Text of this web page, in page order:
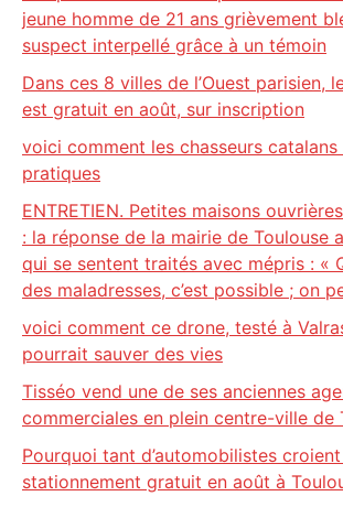
jeune homme de 21 ans grièvement
suspect interpellé grâce à un témoin
Dans ces 8 villes de l’Ouest parisien,
est gratuit en août, sur inscription
voici comment les chasseurs
pratiques
ENTRETIEN. Petites maisons
: la réponse de la mairie de Toulouse
qui se sentent traités avec mépris : «
des maladresses, c’est possible ; on
voici comment ce drone, testé à
pourrait sauver des vies
Tisséo vend une de ses anciennes
commerciales en plein centre-ville de
Pourquoi tant d’automobilistes
stationnement gratuit en août à